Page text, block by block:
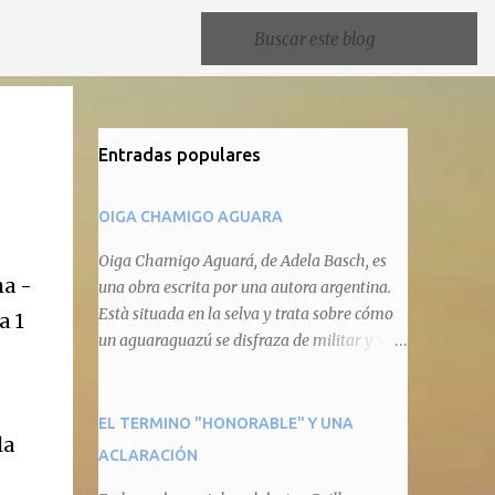
-
1
Entradas populares
OIGA CHAMIGO AGUARA
Oiga Chamigo Aguará, de Adela Basch, es
una obra escrita por una autora argentina.
Està situada en la selva y trata sobre cómo
un aguaraguazú se disfraza de militar y se
animal que pretenda circular por ahí. En
primera instancia aparece Teteu, el tero,
EL TERMINO "HONORABLE" Y UNA
ACLARACIÓN